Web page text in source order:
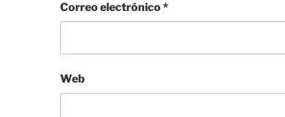
Correo electrónico*
Web